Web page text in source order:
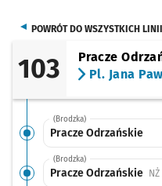
POWRÓT DO WSZYSTKICH LINII
103
Pracze
Pl. Jana
(Brodzka)
Pracze Odrzańskie
(Brodzka)
Pracze Odrzańskie NŻ